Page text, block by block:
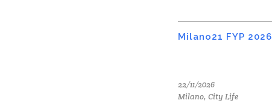
Milano21 FYP 2026
22/11/2026
Milano, City Life